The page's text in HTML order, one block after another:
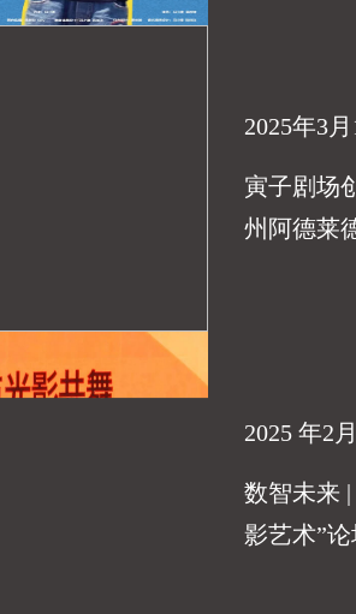
2025年3
寅子剧场
州阿德莱
2025 年2
数智未来
影艺术”